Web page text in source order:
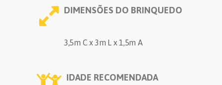
DIMENSÕES DO BRINQUEDO
3,5m C x 3m L x 1,5m A
IDADE RECOMENDADA